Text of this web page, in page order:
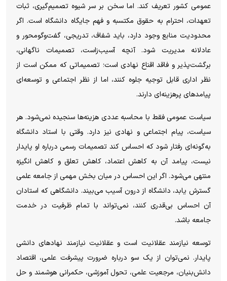
عمومی کشور تعریف کند. اما سخن بر سر شیوه تصمیم‌گیری، ثبات
تعهدات، احترام به حقوق مکتسبه و فهم جایگاه دانشگاه است. اگر
محدودیت منابع وجود دارد، باید شفاف، تدریجی، گفت‌وگومحور و
عادلانه مدیریت شود. آنچه آسیب‌زاست، تصمیمات ناگهانی،
برگشت‌پذیر و فاقد اقناع نهادی است؛ تصمیماتی که ممکن است از
نظر اداری قابل توجیه جلوه کنند، اما از نظر اجتماعی و توسعه‌ای
پیامدهای پرهزینه‌ای دارند.
سیاست عمومی فقط با محاسبه عددی هزینه‌ها سنجیده نمی‌شود. هر
سیاست، پیام اجتماعی و نهادی نیز دارد. وقتی با استاد دانشگاه
به‌گونه‌ای رفتار شود که احساس کند تصمیمات رسمی درباره او پایدار
نیست، پیامد آن به کاهش اعتماد، کاهش تعلق و کاهش انگیزه
منتهی می‌شود. اگر این احساس در میان بخش مهمی از جامعه علمی
گسترش یابد، دانشگاه از درون آسیب می‌بیند. دانشگاهی که استادان
آن احساس بی‌قدری کنند، نمی‌تواند با تمام ظرفیت در خدمت
جامعه باشد.
توسعه نیازمند عقلانیت است و عقلانیت نیازمند نهادهای دانشی
پایدار. نمی‌توان از یک سو درباره ضرورت پیشرفت علمی، اقتصاد
دانش‌بنیان، مرجعیت علمی، تحول آموزشی، حکمرانی هوشمند و حل